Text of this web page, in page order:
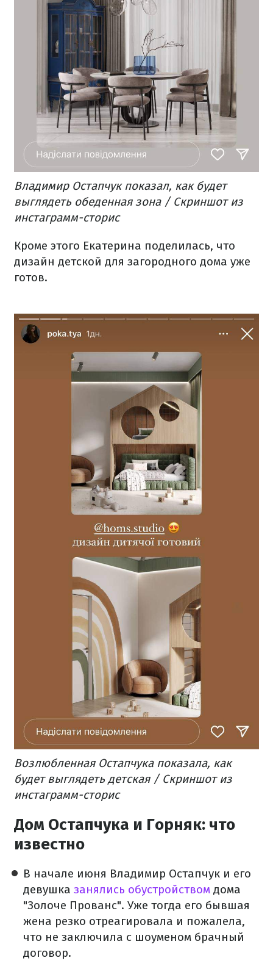
Владимир Остапчук показал, как будет
выглядеть обеденная зона / Скриншот из
инстаграмм-сторис
Кроме этого Екатерина поделилась, что
дизайн детской для загородного дома уже
готов.
Возлюбленная Остапчука показала, как
будет выглядеть детская / Скриншот из
инстаграмм-сторис
Дом Остапчука и Горняк: что
известно
В начале июня Владимир Остапчук и его
девушка занялись обустройством дома
"Золоче Прованс". Уже тогда его бывшая
жена резко отреагировала и пожалела,
что не заключила с шоуменом брачный
договор.